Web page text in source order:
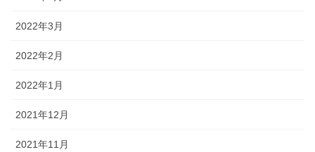
2022年3月
2022年2月
2022年1月
2021年12月
2021年11月